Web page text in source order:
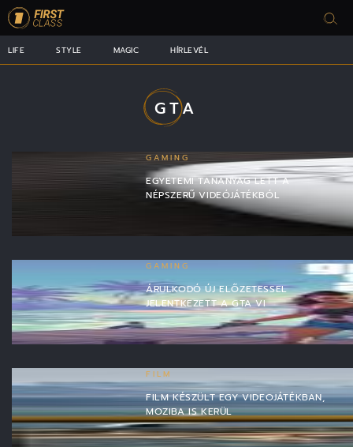
LIFE STYLE MAGIC HÍRLEVÉL
GTA
GAMING
EGYETEMI TANANYAG LETT A
NÉPSZERŰ VIDEÓJÁTÉKBÓL
GAMING
ÁRULKODÓ ÚJ ELŐZETESSEL
JELENTKEZETT A GTA VI
FILM
FILM KÉSZÜLT EGY VIDEOJÁTÉKBAN,
MOZIBA IS KERÜL